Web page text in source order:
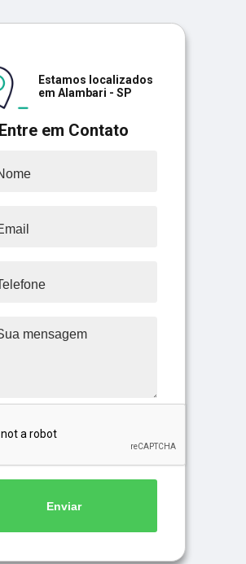
Entre em Contato
Estamos localizados
em Alambari - SP
Enviar